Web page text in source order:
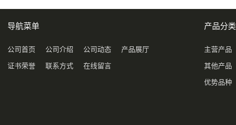
导航菜单
公司首页 公司介绍 公司动态 产品展厅
证书荣誉 联系方式 在线留言
产品分类
主营产品
其他产品
优势品种